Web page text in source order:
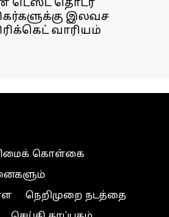
டெஸ்ட் தொடர்
இலவச
வாரியம்
கொள்கை
நெறிமுறை நடத்தை